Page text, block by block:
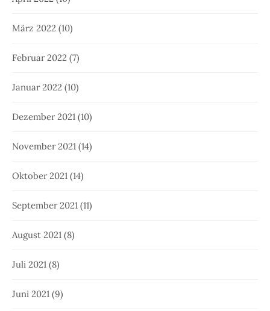
März 2022 (10)
Februar 2022 (7)
Januar 2022 (10)
Dezember 2021 (10)
November 2021 (14)
Oktober 2021 (14)
September 2021 (11)
August 2021 (8)
Juli 2021 (8)
Juni 2021 (9)